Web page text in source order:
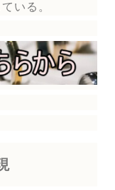
いる。